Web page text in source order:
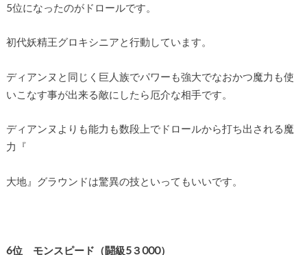
5位になったのがドロールです。
初代妖精王グロキシニアと行動しています。
ディアンヌと同じく巨人族でパワーも強大でなおかつ魔力も使
いこなす事が出来る敵にしたら厄介な相手です。
ディアンヌよりも能力も数段上でドロールから打ち出される魔
力『
大地』グラウンドは驚異の技といってもいいです。
6位 モンスピード （闘級5３000）